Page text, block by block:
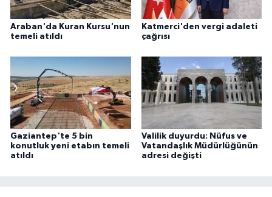
Araban'da Kuran Kursu'nun
temeli atıldı
Katmerci'den vergi adaleti
çağrısı
Gaziantep'te 5 bin
konutluk yeni etabın temeli
atıldı
Valilik duyurdu: Nüfus ve
Vatandaşlık Müdürlüğünün
adresi değişti